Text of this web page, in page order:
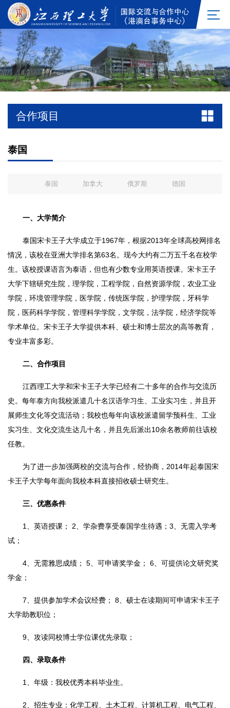
合作项目
泰国
泰国 加拿大 俄罗斯 德国
一、大学简介
泰国宋卡王子大学成立于1967年，根据2013年全球高校网排名
情况，该校在亚洲大学排名第63名。现今大约有二万五千名在校学
生。该校授课语言为泰语，但也有少数专业用英语授课。宋卡王子
大学下辖研究生院，理学院，工程学院，自然资源学院，农业工业
学院，环境管理学院，医学院，传统医学院，护理学院，牙科学
院，医药科学学院，管理科学学院，文学院，法学院，经济学院等
学术单位。宋卡王子大学提供本科、硕士和博士层次的高等教育，
专业丰富多彩。
二、合作项目
江西理工大学和宋卡王子大学已经有二十多年的合作与交流历
史。每年泰方向我校派遣几十名汉语学习生、工业实习生，并且开
展师生文化等交流活动；我校也每年向该校派遣留学预科生、工业
实习生、文化交流生达几十名，并且先后派出10余名教师前往该校
任教。
为了进一步加强两校的交流与合作，经协商，2014年起泰国宋
卡王子大学每年面向我校本科直接招收硕士研究生。
三、优惠条件
1、英语授课； 2、学杂费享受泰国学生待遇；3、无需入学考
试；
4、无需雅思成绩； 5、可申请奖学金； 6、可提供论文研究奖
学金；
7、提供参加学术会议经费； 8、硕士在读期间可申请宋卡王子
大学助教职位；
9、攻读同校博士学位课优先录取；
四、录取条件
1、年级：我校优秀本科毕业生。
2、招生专业：化学工程、土木工程、计算机工程、电气工程、